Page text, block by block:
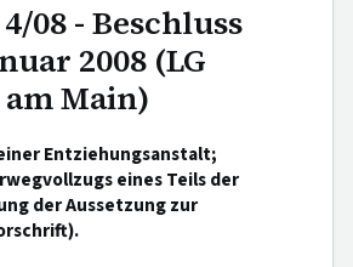
08 - Beschluss
2008 (LG
Main)
Entziehungsanstalt;
eines Teils der
der Aussetzung zur